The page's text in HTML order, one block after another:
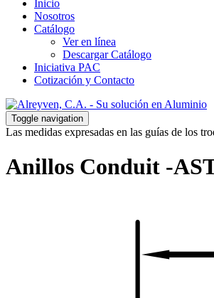
Inicio
Nosotros
Catálogo
Ver en línea
Descargar Catálogo
Iniciativa PAC
Cotización y Contacto
Toggle navigation
Las medidas expresadas en las guías de los
Anillos Conduit -